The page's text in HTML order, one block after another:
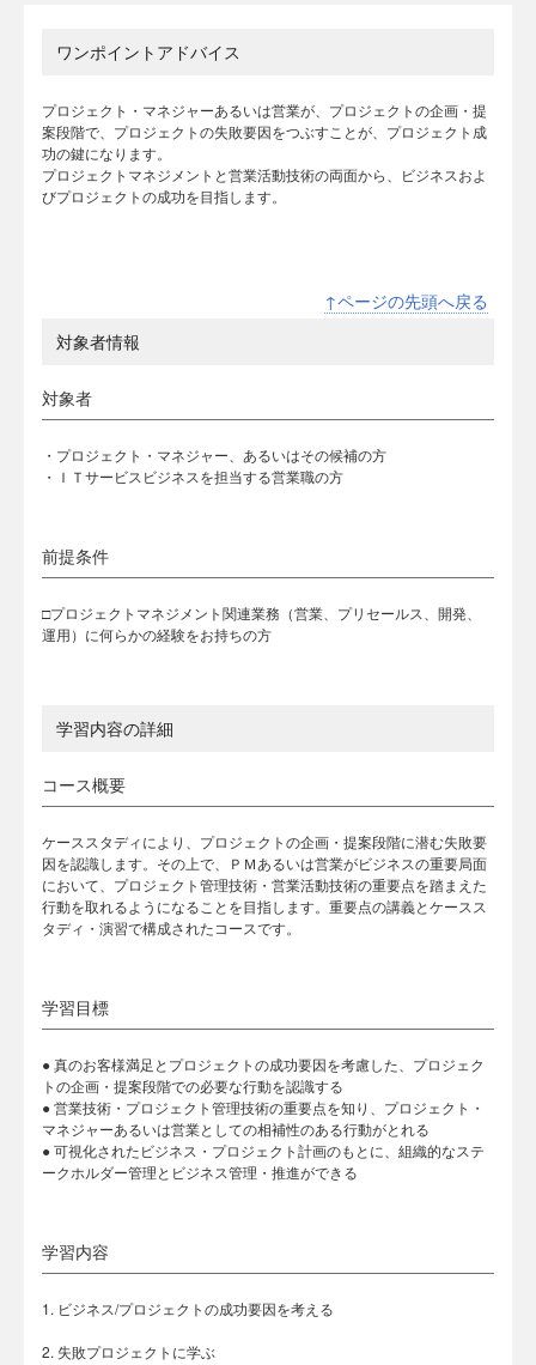
ワンポイントアドバイス
プロジェクト・マネジャーあるいは営業が、プロジェクトの企画・提
案段階で、プロジェクトの失敗要因をつぶすことが、プロジェクト成
功の鍵になります。
プロジェクトマネジメントと営業活動技術の両面から、ビジネスおよ
びプロジェクトの成功を目指します。
↑ページの先頭へ戻る
対象者情報
対象者
・プロジェクト・マネジャー、あるいはその候補の方
・ＩＴサービスビジネスを担当する営業職の方
前提条件
□プロジェクトマネジメント関連業務（営業、プリセールス、開発、
運用）に何らかの経験をお持ちの方
学習内容の詳細
コース概要
ケーススタディにより、プロジェクトの企画・提案段階に潜む失敗要
因を認識します。その上で、ＰＭあるいは営業がビジネスの重要局面
において、プロジェクト管理技術・営業活動技術の重要点を踏まえた
行動を取れるようになることを目指します。重要点の講義とケースス
タディ・演習で構成されたコースです。
学習目標
● 真のお客様満足とプロジェクトの成功要因を考慮した、プロジェク
トの企画・提案段階での必要な行動を認識する
● 営業技術・プロジェクト管理技術の重要点を知り、プロジェクト・
マネジャーあるいは営業としての相補性のある行動がとれる
● 可視化されたビジネス・プロジェクト計画のもとに、組織的なステ
ークホルダー管理とビジネス管理・推進ができる
学習内容
1. ビジネス/プロジェクトの成功要因を考える
2. 失敗プロジェクトに学ぶ